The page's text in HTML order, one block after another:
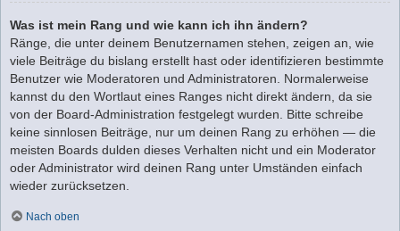
Was ist mein Rang und wie kann ich ihn ändern?
Ränge, die unter deinem Benutzernamen stehen, zeigen an, wie
viele Beiträge du bislang erstellt hast oder identifizieren bestimmte
Benutzer wie Moderatoren und Administratoren. Normalerweise
kannst du den Wortlaut eines Ranges nicht direkt ändern, da sie
von der Board-Administration festgelegt wurden. Bitte schreibe
keine sinnlosen Beiträge, nur um deinen Rang zu erhöhen — die
meisten Boards dulden dieses Verhalten nicht und ein Moderator
oder Administrator wird deinen Rang unter Umständen einfach
wieder zurücksetzen.
Nach oben